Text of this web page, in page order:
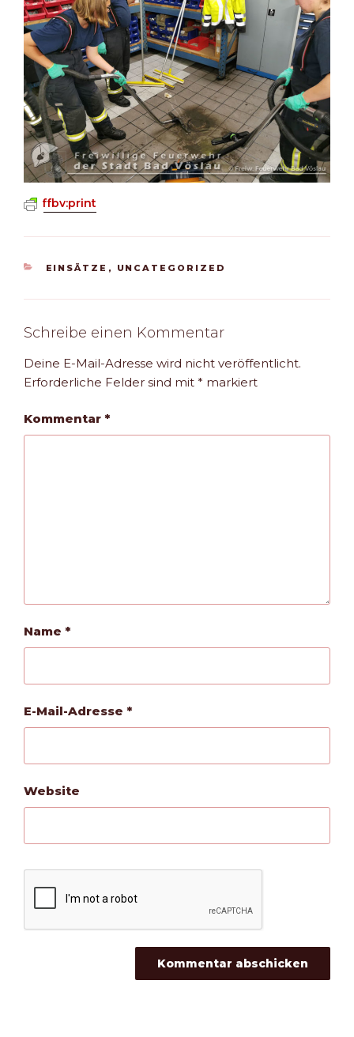
ffbv:print
KATEGORIEN
EINSÄTZE , UNCATEGORIZED
Schreibe einen Kommentar
Deine E-Mail-Adresse wird nicht veröffentlicht.
Erforderliche Felder sind mit * markiert
Kommentar *
Name *
E-Mail-Adresse *
Website